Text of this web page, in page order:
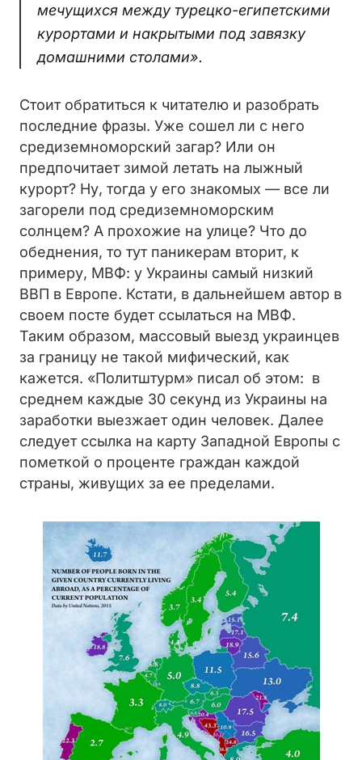
мечущихся между турецко-египетскими
курортами и накрытыми под завязку
домашними столами».
Стоит обратиться к читателю и разобрать
последние фразы. Уже сошел ли с него
средиземноморский загар? Или он
предпочитает зимой летать на лыжный
курорт? Ну, тогда у его знакомых — все ли
загорели под средиземноморским
солнцем? А прохожие на улице? Что до
обеднения, то тут паникерам вторит, к
примеру, МВФ: у Украины самый низкий
ВВП в Европе. Кстати, в дальнейшем автор в
своем посте будет ссылаться на МВФ.
Таким образом, массовый выезд украинцев
за границу не такой мифический, как
кажется. «Политштурм» писал об этом: в
среднем каждые 30 секунд из Украины на
заработки выезжает один человек. Далее
следует ссылка на карту Западной Европы с
пометкой о проценте граждан каждой
страны, живущих за ее пределами.